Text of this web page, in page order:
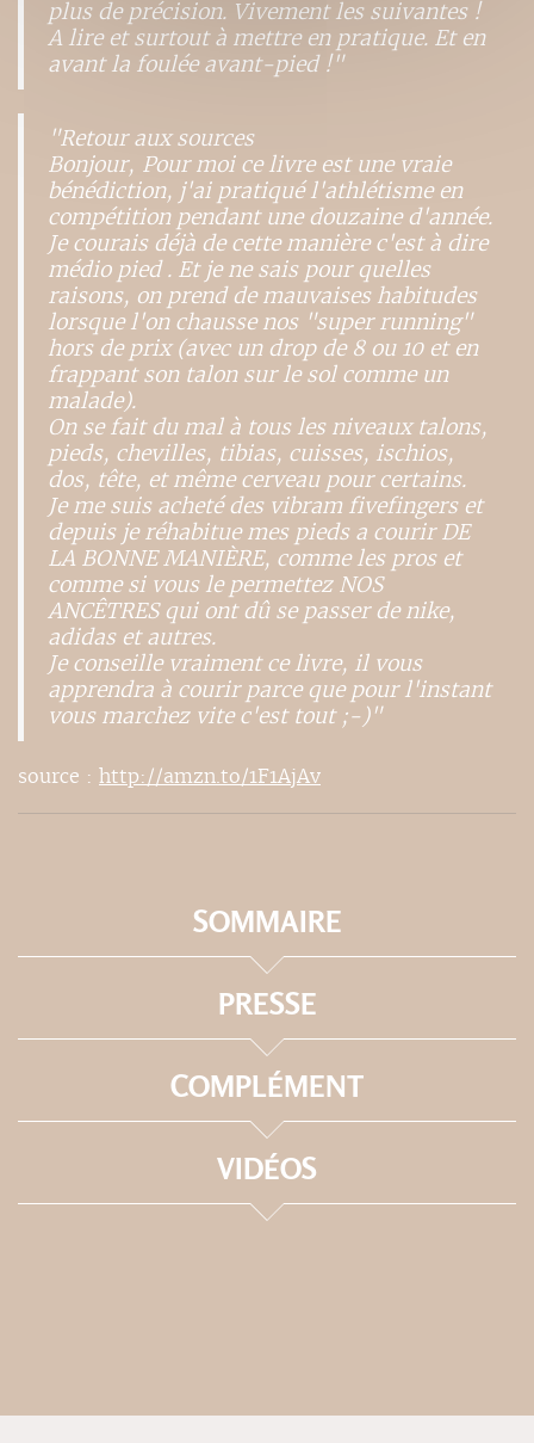
plus de précision. Vivement les suivantes !
A lire et surtout à mettre en pratique. Et en
avant la foulée avant-pied !"
"Retour aux sources
Bonjour, Pour moi ce livre est une vraie
bénédiction, j'ai pratiqué l'athlétisme en
compétition pendant une douzaine d'année.
Je courais déjà de cette manière c'est à dire
médio pied . Et je ne sais pour quelles
raisons, on prend de mauvaises habitudes
lorsque l'on chausse nos "super running"
hors de prix (avec un drop de 8 ou 10 et en
frappant son talon sur le sol comme un
malade).
On se fait du mal à tous les niveaux talons,
pieds, chevilles, tibias, cuisses, ischios,
dos, tête, et même cerveau pour certains.
Je me suis acheté des vibram fivefingers et
depuis je réhabitue mes pieds a courir DE
LA BONNE MANIÈRE, comme les pros et
comme si vous le permettez NOS
ANCÊTRES qui ont dû se passer de nike,
adidas et autres.
Je conseille vraiment ce livre, il vous
apprendra à courir parce que pour l'instant
vous marchez vite c'est tout ;-)"
source : http://amzn.to/1F1AjAv
SOMMAIRE
PRESSE
COMPLÉMENT
VIDÉOS